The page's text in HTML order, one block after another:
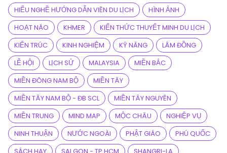
HIỂU NGHỀ HƯỚNG DẪN VIÊN DU LỊCH
HÌNH ẢNH
HOẠT NÁO
KHMER
KIẾN THỨC THUYẾT MINH DU LỊCH
KIẾN TRÚC
KINH NGHIỆM KỸ NĂNG
LÂM ĐỒNG
LỄ HỘI
LỊCH SỬ MALAYSIA
MIỀN BẮC
MIỀN ĐÔNG NAM BỘ
MIỀN TÂY
MIỀN TÂY NAM BỘ - ĐB SCL
MIỀN TÂY NGUYÊN
MIỀN TRUNG
MIND MAP MỘC CHÂU
NGHIỆP VỤ
NINH THUẬN
NƯỚC NGOÀI PHẬT GIÁO
PHÚ QUỐC